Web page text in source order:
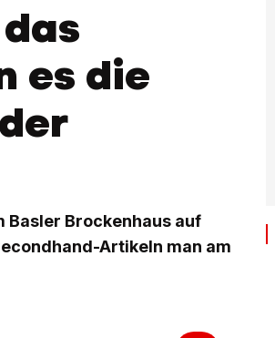
es die
Basler Brockenhaus auf
Artikeln man am